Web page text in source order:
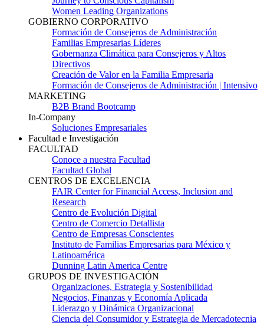
Women Leading Organizations
GOBIERNO CORPORATIVO
Formación de Consejeros de Administración
Familias Empresarias Líderes
Gobernanza Climática para Consejeros y Altos
Directivos
Creación de Valor en la Familia Empresaria
Formación de Consejeros de Administración | Intensivo
MARKETING
B2B Brand Bootcamp
In-Company
Soluciones Empresariales
Facultad e Investigación
FACULTAD
Conoce a nuestra Facultad
Facultad Global
CENTROS DE EXCELENCIA
FAIR Center for Financial Access, Inclusion and
Research
Centro de Evolución Digital
Centro de Comercio Detallista
Centro de Empresas Conscientes
Instituto de Familias Empresarias para México y
Latinoamérica
Dunning Latin America Centre
GRUPOS DE INVESTIGACIÓN
Organizaciones, Estrategia y Sostenibilidad
Negocios, Finanzas y Economía Aplicada
Liderazgo y Dinámica Organizacional
Ciencia del Consumidor y Estrategia de Mercadotecnia